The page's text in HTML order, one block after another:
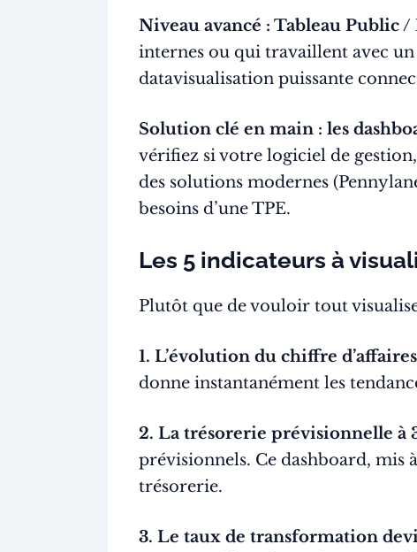
Niveau avancé : Tableau Public /
internes ou qui travaillent avec
datavisualisation puissante
Solution clé en main : les
vérifiez si votre logiciel de
des solutions modernes
besoins d’une TPE.
Les 5 indicateurs à
Plutôt que de vouloir tout
1. L’évolution du chiffre d’affaires
donne instantanément les
2. La trésorerie prévisionnelle à
prévisionnels. Ce dashboard,
trésorerie.
3. Le taux de transformation